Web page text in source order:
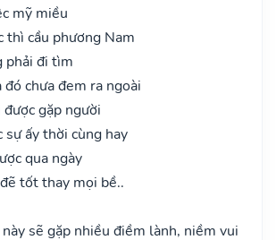
mỹ miều
thì cầu phương Nam
phải đi tìm
chưa đem ra ngoài
gặp người
sự ấy thời cùng hay
qua ngày
tốt thay mọi bề..
sẽ gặp nhiều điềm lành, niềm vui